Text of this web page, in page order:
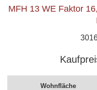
MFH 13 WE Faktor
Wohnfläche